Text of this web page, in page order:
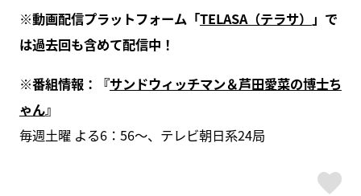
※動画配信プラットフォーム「TELASA（テラサ） 」で
は過去回も含めて配信中！
※番組情報：『サンドウィッチマン＆芦田愛菜の博士ち
ゃん』
毎週土曜 よる6：56～、テレビ朝日系24局